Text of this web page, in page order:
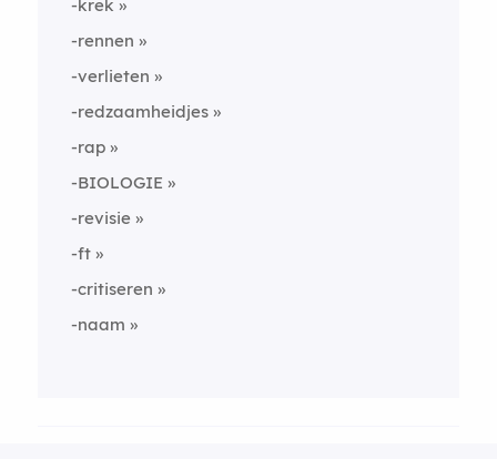
-krek
-rennen
-verlieten
-redzaamheidjes
-rap
-BIOLOGIE
-revisie
-ft
-critiseren
-naam